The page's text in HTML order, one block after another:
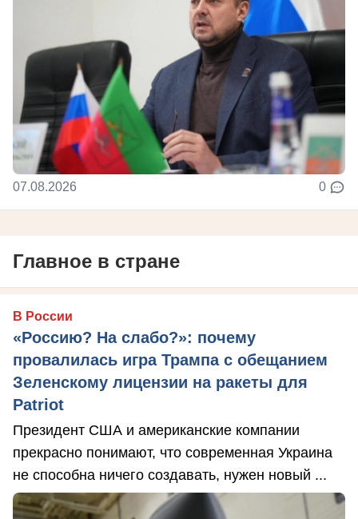
07.08.2026 0
Главное в стране
В России
«Россию? На слабо?»: почему
провалилась игра Трампа с обещанием
Зеленскому лицензии на ракеты для
Patriot
Президент США и американские компании
прекрасно понимают, что современная Украина
не способна ничего создавать, нужен новый ...